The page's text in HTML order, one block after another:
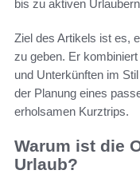
bis zu aktiven
Ziel des Artikels ist es,
zu geben. Er
und Unterkünften im
der Planung eines
erholsamen Kurztrips.
Warum ist die
Urlaub?